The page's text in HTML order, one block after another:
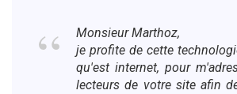
Monsieur Marthoz,
je profite de cette
qu'est internet, pour
lecteurs de votre site afin